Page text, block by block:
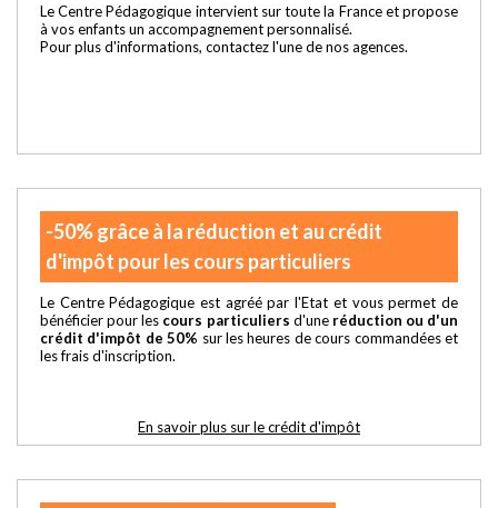
Le Centre Pédagogique intervient sur toute la France et propose
à vos enfants un accompagnement personnalisé.
Pour plus d'informations, contactez l'une de nos agences.
-50% grâce à la réduction et au crédit
d'impôt pour les cours particuliers
Le Centre Pédagogique est agréé par l'Etat et vous permet de
bénéficier pour les cours particuliers d'une réduction ou d'un
crédit d'impôt de 50% sur les heures de cours commandées et
les frais d'inscription.
En savoir plus sur le crédit d'impôt